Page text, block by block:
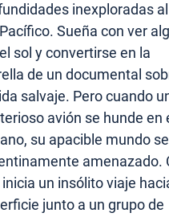
inexploradas
Sueña con ver
sol y convertirse en la
de un documental
salvaje. Pero cuando
avión se hunde en
su apacible mundo
amenazado.
un insólito viaje
junto a un grupo de